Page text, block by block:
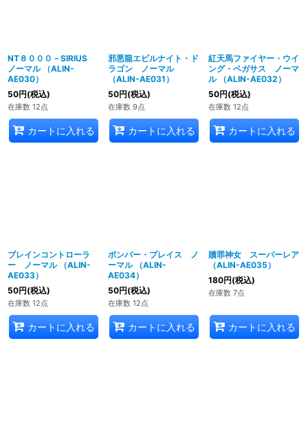
NT８０００－SIRIUS
ノーマル （ALIN-
AE030）
50円(税込)
在庫数 12点
カートに入れる
邪悪龍エビルナイト・ド
ラゴン ノーマル
（ALIN-AE031）
50円(税込)
在庫数 9点
カートに入れる
紅天馬ファイヤー・ウイ
ング・ペガサス ノーマ
ル （ALIN-AE032）
50円(税込)
在庫数 12点
カートに入れる
ブレインコントローラ
ー ノーマル （ALIN-
AE033）
50円(税込)
在庫数 12点
カートに入れる
ボンバー・プレイス ノ
ーマル （ALIN-
AE034）
50円(税込)
在庫数 12点
カートに入れる
贖罪神女 スーパーレア
（ALIN-AE035）
180円(税込)
在庫数 7点
カートに入れる